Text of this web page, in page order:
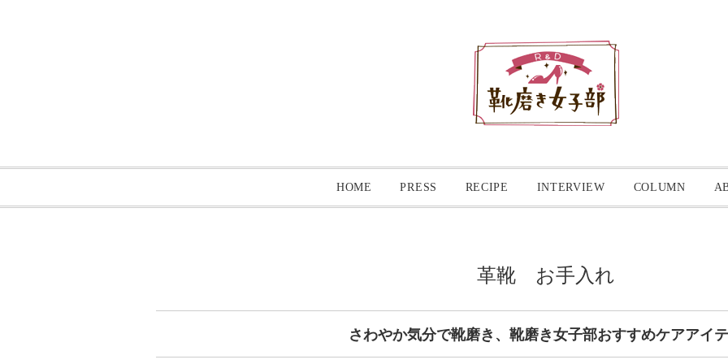
HOME PRESS RECIPE INTERVIEW COLUMN
革靴 お手入れ
さわやか気分で靴磨き、靴磨き女子部おすすめケアアイ